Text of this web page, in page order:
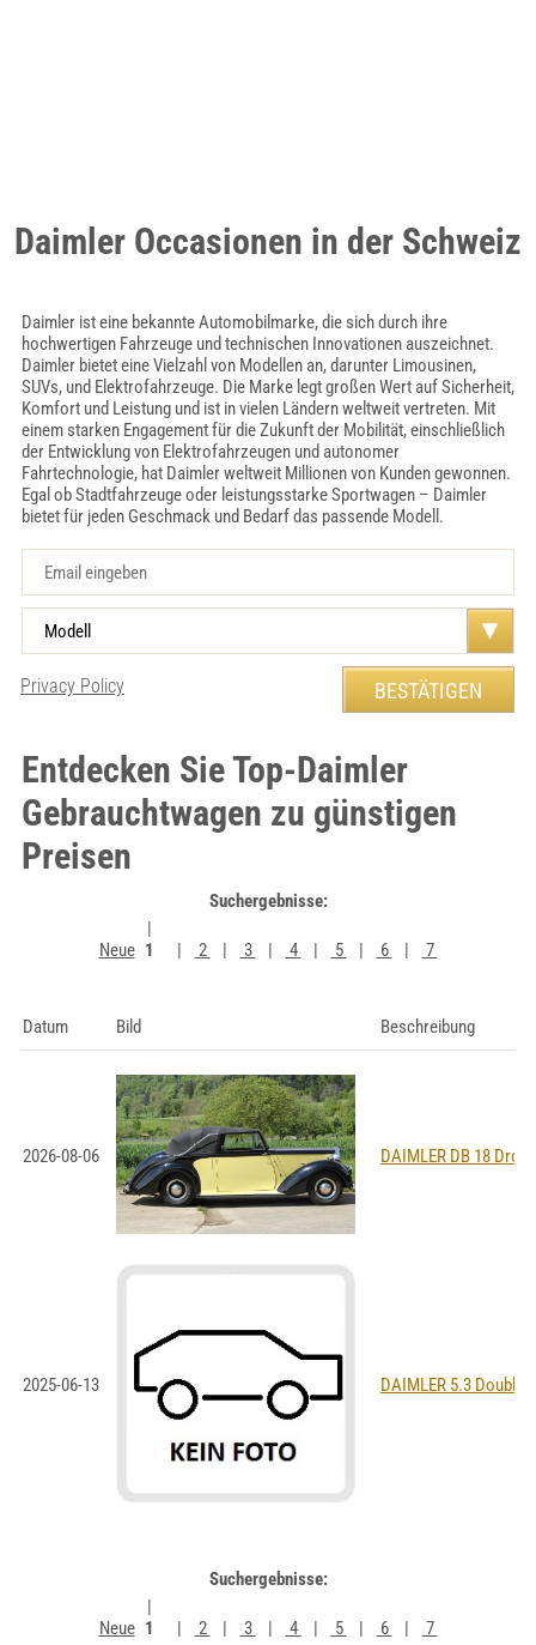
Daimler Occasionen in der Schweiz
Daimler ist eine bekannte Automobilmarke, die sich durch ihre
hochwertigen Fahrzeuge und technischen Innovationen auszeichnet.
Daimler bietet eine Vielzahl von Modellen an, darunter Limousinen,
SUVs, und Elektrofahrzeuge. Die Marke legt großen Wert auf Sicherheit,
Komfort und Leistung und ist in vielen Ländern weltweit vertreten. Mit
einem starken Engagement für die Zukunft der Mobilität, einschließlich
der Entwicklung von Elektrofahrzeugen und autonomer
Fahrtechnologie, hat Daimler weltweit Millionen von Kunden gewonnen.
Egal ob Stadtfahrzeuge oder leistungsstarke Sportwagen – Daimler
bietet für jeden Geschmack und Bedarf das passende Modell.
Privacy Policy
Entdecken Sie Top-Daimler
Gebrauchtwagen zu günstigen
Preisen
Suchergebnisse:
Neue 1 2 3 4 5 6 7
Datum Bild Beschreibung
2026-08-06 DAIMLER DB 18
2025-06-13 DAIMLER 5.3 Double
Suchergebnisse:
Neue 1 2 3 4 5 6 7